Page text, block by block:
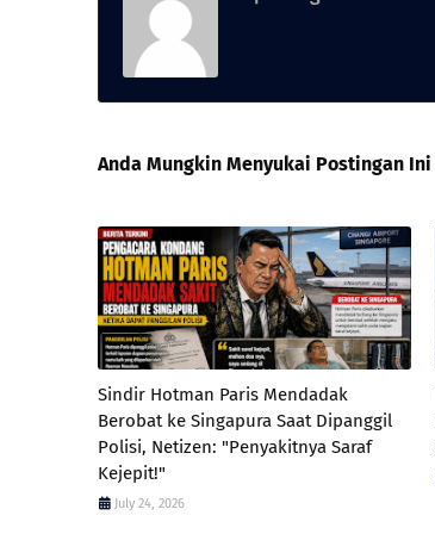
Anda Mungkin Menyukai Postingan Ini
​Sindir Hotman Paris Mendadak
Berobat ke Singapura Saat Dipanggil
Polisi, Netizen: "Penyakitnya Saraf
Kejepit!"
July 24, 2026